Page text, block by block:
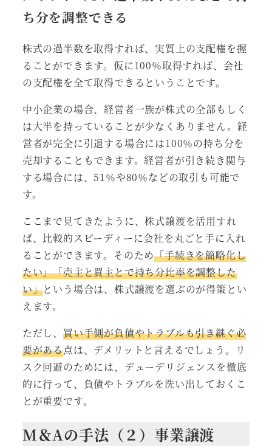
ち分を調整できる
株式の過半数を取得すれば、実質上の支配権を握
ることができます。仮に100％取得すれば、会社
の支配権を全て取得できるということです。
中小企業の場合、経営者一族が株式の全部もしく
は大半を持っていることが少なくありません。経
営者が完全に引退する場合には100％の持ち分を
売却することもできます。経営者が引き続き関与
する場合には、51％や80％などの取引も可能で
す。
ここまで見てきたように、株式譲渡を活用すれ
ば、比較的スピーディーに会社を丸ごと手に入れ
ることができます。そのため「手続きを簡略化し
たい」「売主と買主とで持ち分比率を調整した
い」という場合は、株式譲渡を選ぶのが得策とい
えます。
ただし、 買い手側が負債やトラブルも引き継ぐ必
要がある点は、デメリットと言えるでしょう。リ
スク回避のためには、デューデリジェンスを徹底
的に行って、負債やトラブルを洗い出しておくこ
とが重要です。
M＆Aの手法（２）事業譲渡